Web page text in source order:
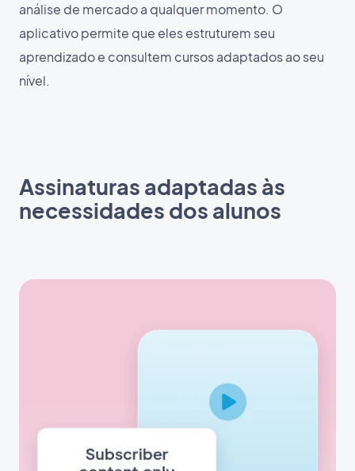
análise de mercado a qualquer momento. O
aplicativo permite que eles estruturem seu
aprendizado e consultem cursos adaptados ao seu
nível.
Assinaturas adaptadas às
necessidades dos alunos